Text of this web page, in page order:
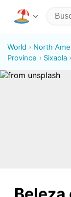
World North
Province
Sixaola